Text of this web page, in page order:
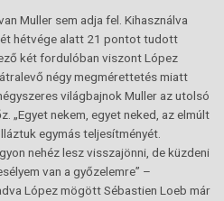
Muller sem adja fel. Kihasználva
hétvége alatt 21 pontot tudott
két fordulóban viszont López
négy megmérettetés miatt
világbajnok Muller az utolsó
„Egyet nekem, egyet neked, az elmúlt
egymás teljesítményét.
nehéz lesz visszajönni, de küzdeni
van a győzelemre” –
López mögött Sébastien Loeb már